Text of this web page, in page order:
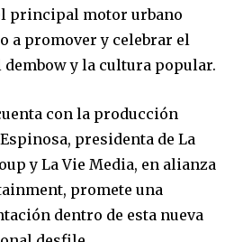
principal motor urbano
a promover y celebrar el
y la cultura popular.
con la producción
presidenta de La
y La Vie Media, en alianza
promete una
dentro de esta nueva